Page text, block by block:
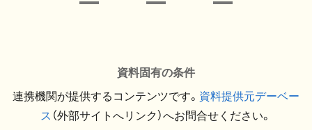
資料固有の条件
連携機関が提供するコンテンツです。 資料提供元デーベー
ス （外部サイトへリンク）へお問合せください。